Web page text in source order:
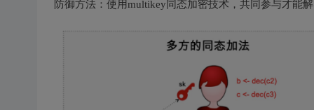
防御方法：使用multikey同态加密技术，共同参与才能